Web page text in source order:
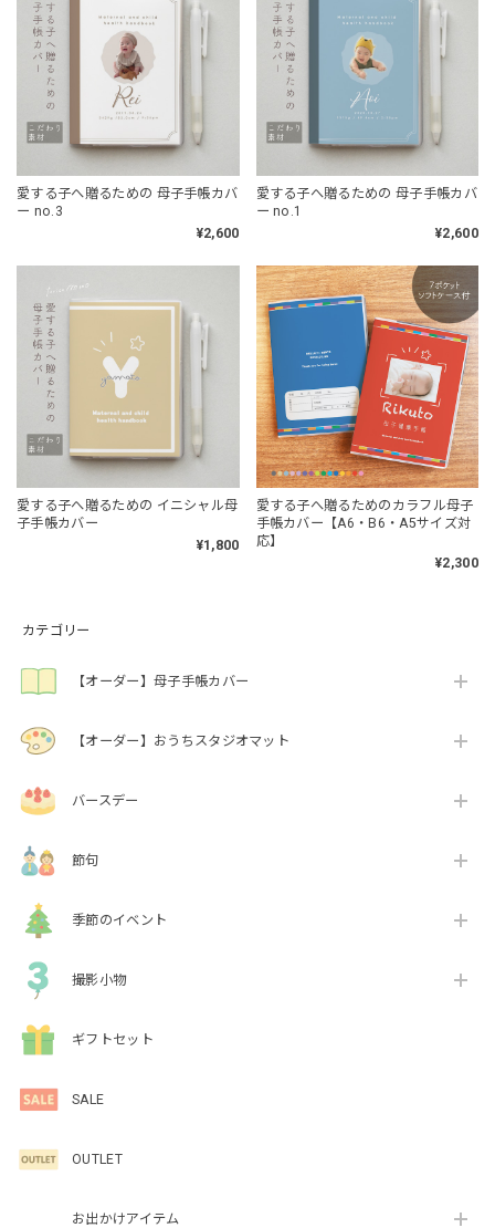
カテゴリー
【オーダー】母子手帳カバー
【オーダー】おうちスタジオマット
バースデー
節句
季節のイベント
撮影小物
ギフトセット
SALE
OUTLET
お出かけアイテム
愛する子へ贈るための 母子手帳カバ
ー no.3
¥2,600
愛する子へ贈るための 母子手帳カバ
ー no.1
¥2,600
愛する子へ贈るための イニシャル母
子手帳カバー
¥1,800
愛する子へ贈るためのカラフル母子
手帳カバー【A6・B6・A5サイズ対
応】
¥2,300